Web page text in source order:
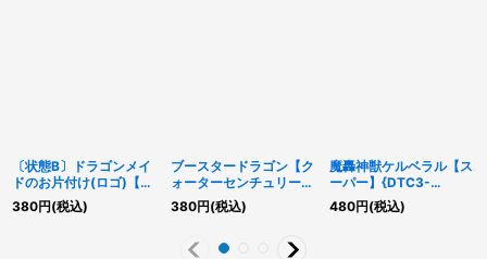
〔状態B〕ドラゴンメイ
ドのお片付け(ロゴ)【シ
ークレット】{QCTB-
JP018}《罠》
380円(税込)
ブースタードラゴン【ク
ォーターセンチュリーシ
ークレット】{QCCP-
JP099}《リンク》
380円(税込)
魔轟神獣ケルベラル【ス
ーパー】{DTC3-
JP008}《モンスター》
480円(税込)